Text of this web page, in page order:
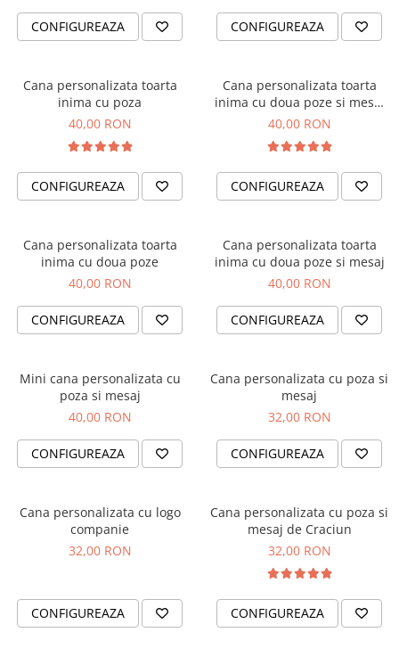
Decoratiuni Paste
Insigne / Brose
Agende A5
Agende A6
Planner / Jurnal
Felicitari personalizate
Printare poze
Martisoare
Semne de Carte
Articole pentru copii
Stickere
Brelocuri din Inox
Cercei din lemn
Accesorii de Bucatarie
Tocatoare Personalizate
Suporturi de Pahare
CONFIGUREAZA CONFIGUREAZA
Cana personalizata toarta
inima cu poza
40,00 RON
CONFIGUREAZA
Cana personalizata toarta
inima cu doua poze si mesaj
Puzzle
40,00 RON
CONFIGUREAZA
Cana personalizata toarta
inima cu doua poze
40,00 RON
CONFIGUREAZA
Cana personalizata toarta
inima cu doua poze si mesaj
40,00 RON
CONFIGUREAZA
Mini cana personalizata cu
poza si mesaj
40,00 RON
CONFIGUREAZA
Cana personalizata cu poza si
mesaj
32,00 RON
CONFIGUREAZA
Cana personalizata cu logo
companie
32,00 RON
CONFIGUREAZA
Cana personalizata cu poza si
mesaj de Craciun
32,00 RON
CONFIGUREAZA